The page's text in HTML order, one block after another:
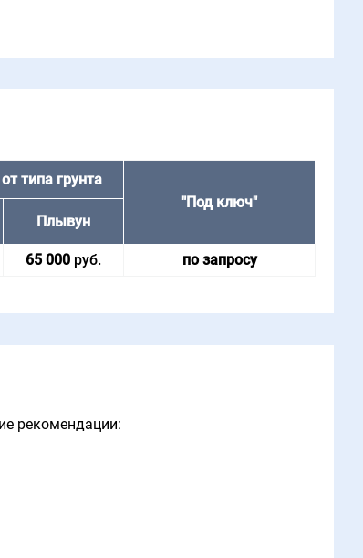
типа грунта
"Под ключ"
Плывун
65 000 руб. по запросу
рекомендации: